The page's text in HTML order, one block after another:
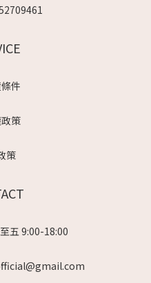
件
策
策
五 9:00-18:00